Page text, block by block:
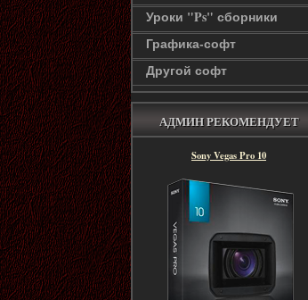
Уроки "Ps" сборники
Графика-софт
Другой софт
АДМИН РЕКОМЕНДУЕТ
Sony Vegas Pro 10